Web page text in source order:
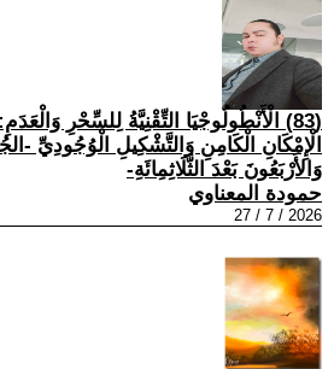
(83) الْأَنْطُولُوجْيَا التِّقْنِيَّةُ لِلسِّحْرِ
الْإِمْكَانِ الْكَامِنِ وَالتَّشْكِيلِ الْوُجُودِيِّ -
وَالأَرْبَعُونَ بَعْدَ الثَّلَاثِمِائَةِ-
حمودة المعناوي
2026 / 7 / 27